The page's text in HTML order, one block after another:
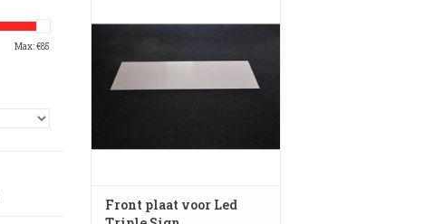
Max: €85
Front plaat voor Led